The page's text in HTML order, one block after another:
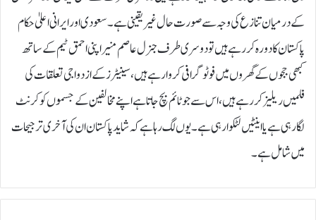
کے درمیان تنازع کی وجہ سے صورت حال غیر یقینی ہے۔ سعودی اور ایرانی اعلیٰ حکام
پاکستان کا دورہ کررہے ہیں تو دوسری طرف جنرل عاصم منیر اپنی احمق ٹیم کے ساتھ
کبھی ججوں کے گھروں میں فوٹوگرافی کروارہے ہیں، سینیٹرز کے ازدواجی تعلقات کی
فلمیں ریلیز کررہے ہیں، اس سے جو ٹائم بچ جاتا ہے اپنے مخالفین کے جسموں کو کرنٹ
لگارہی ہے یا اینٹیں لٹکوارہی ہے۔ یوں لگ رہا ہے کہ شاید پاکستان ان کی آخری ترجیحات
میں شامل ہے۔